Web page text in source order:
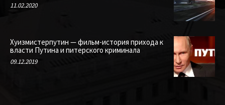
11.02.2020
Хуизмистерпутин — фильм-история прихода к
власти Путина и питерского криминала
09.12.2019